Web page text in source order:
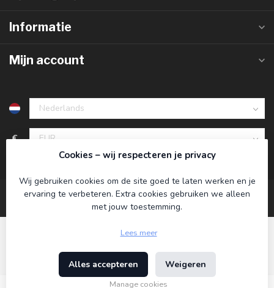
Informatie
Mijn account
€
© Copyright 2026 Koning Bamboe - Powered by
Lightspeed design byDyvelopment
Cookies – wij respecteren je privacy
Wij gebruiken cookies om de site goed te laten werken en je
ervaring te verbeteren. Extra cookies gebruiken we alleen
met jouw toestemming.
Lees meer
Alles accepteren Weigeren
Manage cookies